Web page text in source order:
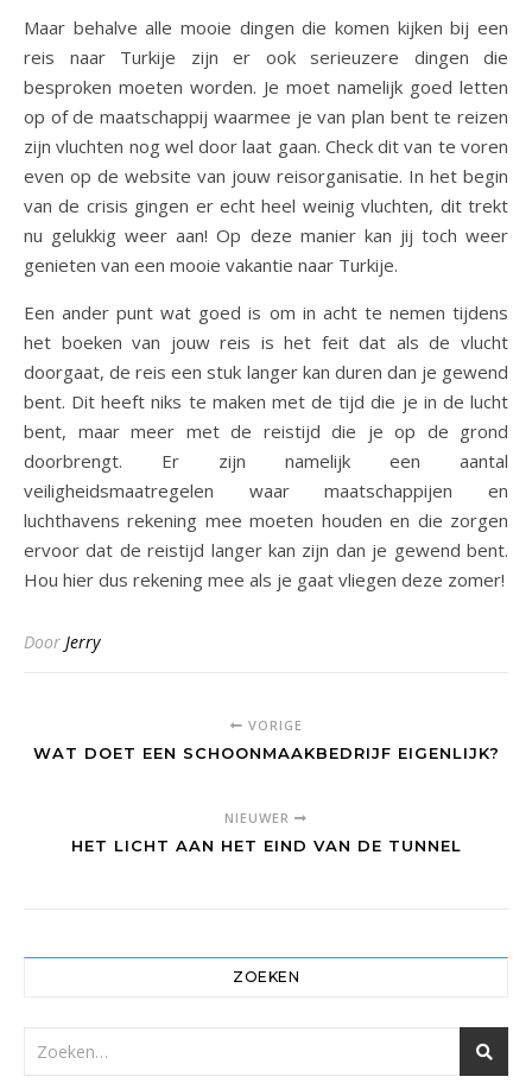
Maar behalve alle mooie dingen die komen kijken bij een
reis naar Turkije zijn er ook serieuzere dingen die
besproken moeten worden. Je moet namelijk goed letten
op of de maatschappij waarmee je van plan bent te reizen
zijn vluchten nog wel door laat gaan. Check dit van te voren
even op de website van jouw reisorganisatie. In het begin
van de crisis gingen er echt heel weinig vluchten, dit trekt
nu gelukkig weer aan! Op deze manier kan jij toch weer
genieten van een mooie vakantie naar Turkije.
Een ander punt wat goed is om in acht te nemen tijdens
het boeken van jouw reis is het feit dat als de vlucht
doorgaat, de reis een stuk langer kan duren dan je gewend
bent. Dit heeft niks te maken met de tijd die je in de lucht
bent, maar meer met de reistijd die je op de grond
doorbrengt. Er zijn namelijk een aantal
veiligheidsmaatregelen waar maatschappijen en
luchthavens rekening mee moeten houden en die zorgen
ervoor dat de reistijd langer kan zijn dan je gewend bent.
Hou hier dus rekening mee als je gaat vliegen deze zomer!
Door Jerry
VORIGE
WAT DOET EEN SCHOONMAAKBEDRIJF EIGENLIJK?
NIEUWER
HET LICHT AAN HET EIND VAN DE TUNNEL
ZOEKEN